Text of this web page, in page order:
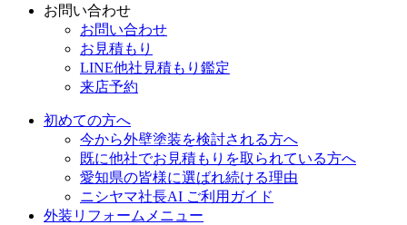
お問い合わせ
お問い合わせ
お見積もり
LINE他社見積もり鑑定
来店予約
初めての方へ
今から外壁塗装を検討される方へ
既に他社でお見積もりを取られている方へ
愛知県の皆様に選ばれ続ける理由
ニシヤマ社長AI ご利用ガイド
外装リフォームメニュー